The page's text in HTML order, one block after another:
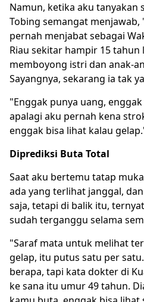
Namun, ketika aku tanyakan
Tobing semangat menjawab,
pernah menjabat sebagai
Riau sekitar hampir 15
memboyong istri dan anak-
Sayangnya, sekarang ia tak
"Enggak punya uang,
apalagi aku pernah kena
enggak bisa lihat kalau
Diprediksi Buta Total
Saat aku bertemu tatap
ada yang terlihat janggal,
saja, tetapi di balik itu,
sudah terganggu selama
"Saraf mata untuk melihat
gelap, itu putus satu per
berapa, tapi kata dokter di
ke sana itu umur 49 tahun.